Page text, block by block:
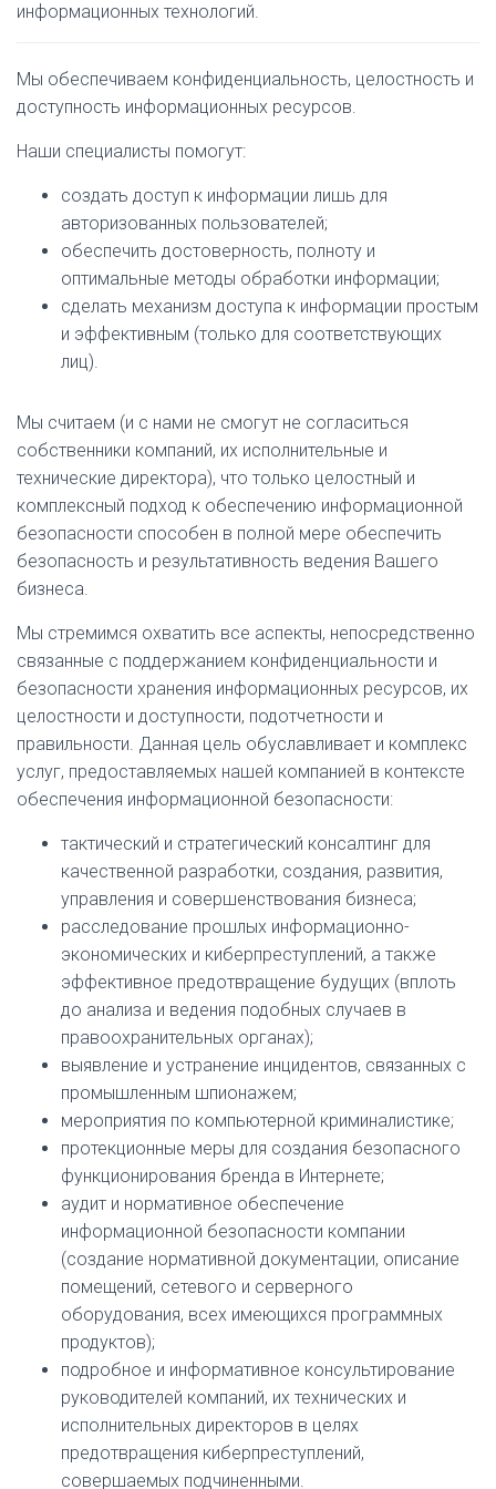
информационных технологий.
Мы обеспечиваем конфиденциальность, целостность и
доступность информационных ресурсов.
Наши специалисты помогут:
создать доступ к информации лишь для
авторизованных пользователей;
обеспечить достоверность, полноту и
оптимальные методы обработки информации;
сделать механизм доступа к информации простым
и эффективным (только для соответствующих
лиц).
Мы считаем (и с нами не смогут не согласиться
собственники компаний, их исполнительные и
технические директора), что только целостный и
комплексный подход к обеспечению информационной
безопасности способен в полной мере обеспечить
безопасность и результативность ведения Вашего
бизнеса.
Мы стремимся охватить все аспекты, непосредственно
связанные с поддержанием конфиденциальности и
безопасности хранения информационных ресурсов, их
целостности и доступности, подотчетности и
правильности. Данная цель обуславливает и комплекс
услуг, предоставляемых нашей компанией в контексте
обеспечения информационной безопасности:
тактический и стратегический консалтинг для
качественной разработки, создания, развития,
управления и совершенствования бизнеса;
расследование прошлых информационно-
экономических и киберпреступлений, а также
эффективное предотвращение будущих (вплоть
до анализа и ведения подобных случаев в
правоохранительных органах);
выявление и устранение инцидентов, связанных с
промышленным шпионажем;
мероприятия по компьютерной криминалистике;
протекционные меры для создания безопасного
функционирования бренда в Интернете;
аудит и нормативное обеспечение
информационной безопасности компании
(создание нормативной документации, описание
помещений, сетевого и серверного
оборудования, всех имеющихся программных
продуктов);
подробное и информативное консультирование
руководителей компаний, их технических и
исполнительных директоров в целях
предотвращения киберпреступлений,
совершаемых подчиненными.